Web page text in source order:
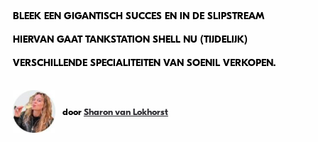
BLEEK EEN GIGANTISCH SUCCES EN IN DE SLIPSTREAM
HIERVAN GAAT TANKSTATION SHELL NU (TIJDELIJK)
VERSCHILLENDE SPECIALITEITEN VAN SOENIL VERKOPEN.
door Sharon van Lokhorst